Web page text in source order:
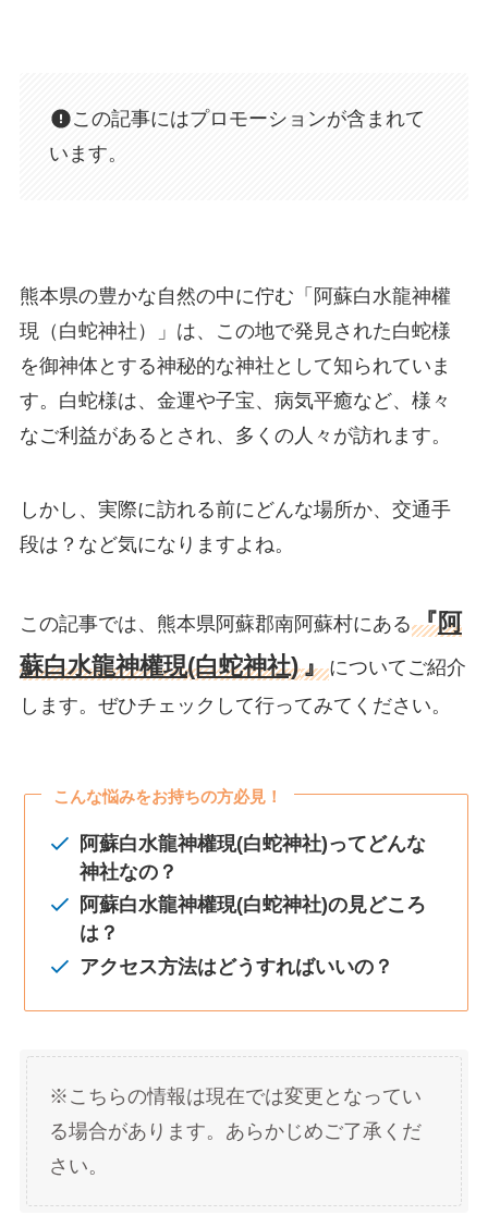
この記事にはプロモーションが含まれて
います。
熊本県の豊かな自然の中に佇む「阿蘇白水龍神權
現（白蛇神社）」は、この地で発見された白蛇様
を御神体とする神秘的な神社として知られていま
す。白蛇様は、金運や子宝、病気平癒など、様々
なご利益があるとされ、多くの人々が訪れます。
しかし、実際に訪れる前にどんな場所か、交通手
段は？など気になりますよね。
この記事では、熊本県阿蘇郡南阿蘇村にある『阿
蘇白水龍神權現(白蛇神社)』についてご紹介
します。ぜひチェックして行ってみてください。
こんな悩みをお持ちの方必見！
阿蘇白水龍神權現(白蛇神社)ってどんな
神社なの？
阿蘇白水龍神權現(白蛇神社)の見どころ
は？
アクセス方法はどうすればいいの？
※こちらの情報は現在では変更となってい
る場合があります。あらかじめご了承くだ
さい。